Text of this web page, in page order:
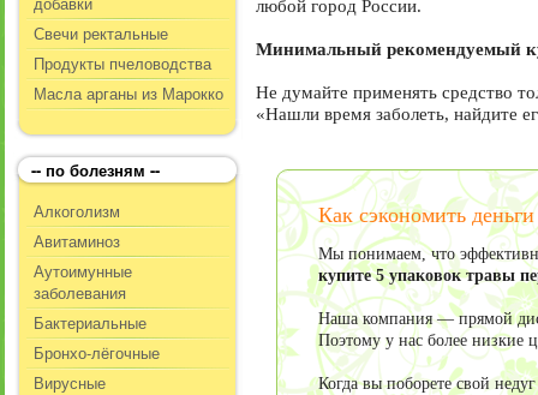
Свечи ректальные
Продукты пчеловодства
Масла арганы из Марокко
-- по болезням --
Алкоголизм
Авитаминоз
Аутоимунные
заболевания
Бактериальные
Бронхо-лёгочные
Вирусные
любой город России.
Минимальный рекомендуемый
Не думайте применять средство
«Нашли время заболеть, найдите
Как сэкономить
Мы понимаем, что
купите 5 упаковок травы
Наша компания — прямой
Поэтому у нас более низкие
Когда вы поборете свой